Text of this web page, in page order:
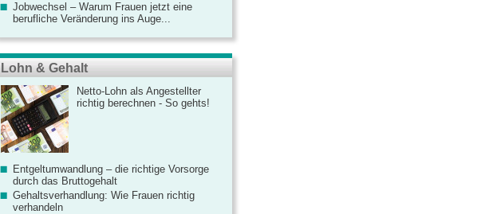
Jobwechsel – Warum Frauen jetzt eine
berufliche Veränderung ins Auge...
Lohn & Gehalt
Netto-Lohn als Angestellter
richtig berechnen - So gehts!
Entgeltumwandlung – die richtige Vorsorge
durch das Bruttogehalt
Gehaltsverhandlung: Wie Frauen richtig
verhandeln